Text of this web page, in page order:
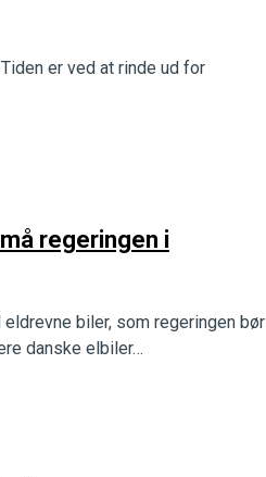
er ved at rinde ud for
regeringen i
biler, som regeringen bør
danske elbiler…